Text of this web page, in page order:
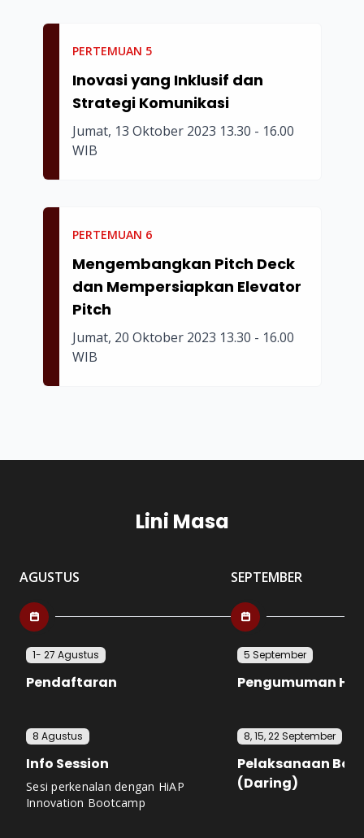
PERTEMUAN 5
Inovasi yang Inklusif dan
Strategi Komunikasi
Jumat, 13 Oktober 2023 13.30 - 16.00
WIB
PERTEMUAN 6
Mengembangkan Pitch Deck
dan Mempersiapkan Elevator
Pitch
Jumat, 20 Oktober 2023 13.30 - 16.00
WIB
Lini Masa
AGUSTUS
1- 27 Agustus
Pendaftaran
8 Agustus
Info Session
Sesi perkenalan dengan HiAP
Innovation Bootcamp
SEPTEMBER
5 September
Pengumuman
8, 15, 22 September
Pelaksanaan
(Daring)